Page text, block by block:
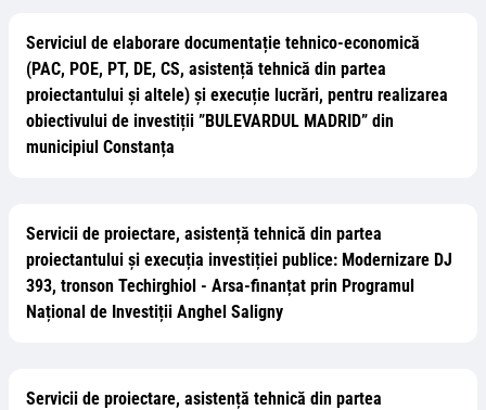
Serviciul de elaborare documentație tehnico-economică
(PAC, POE, PT, DE, CS, asistență tehnică din partea
proiectantului și altele) și execuție lucrări, pentru realizarea
obiectivului de investiții ”BULEVARDUL MADRID” din
municipiul Constanța
Servicii de proiectare, asistență tehnică din partea
proiectantului și execuția investiției publice: Modernizare DJ
393, tronson Techirghiol - Arsa-finanțat prin Programul
Național de Investiții Anghel Saligny
Servicii de proiectare, asistență tehnică din partea